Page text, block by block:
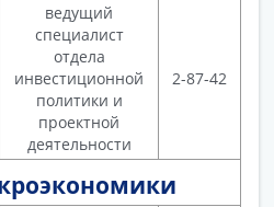
ведущий
специалист
отдела
инвестиционной
политики и
проектной
деятельности
2-87-42